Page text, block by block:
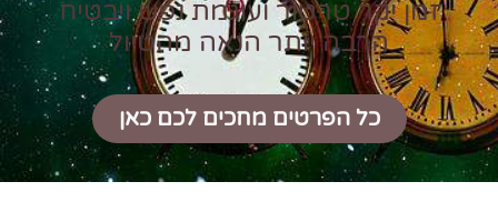
זמן יקר טרטור ועוגמת נפש ויבטיח
הרבה יותר הנאה מהטיול
כל הפרטים מחכים לכם כאן